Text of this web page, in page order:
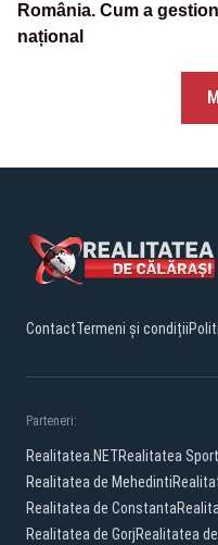
România. Cum a
național
ContactTermeni și condiții
Parteneri:
Realitatea.NETRealitatea
Realitatea de Mehedinti
Realitatea de Constanta
Realitatea de GorjRealitatea